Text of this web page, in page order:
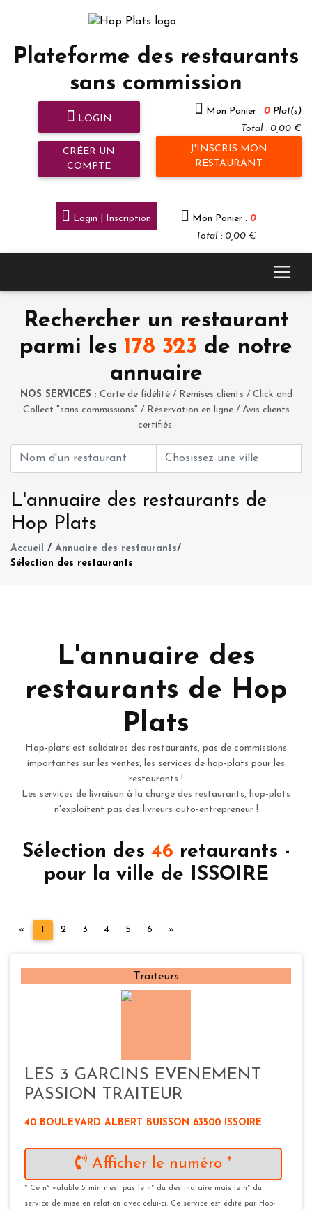
Plateforme des restaurants
sans commission
LOGIN
CRÉER UN
COMPTE
Mon Panier : 0 Plat(s)
Total : 0,00 €
J'INSCRIS MON
RESTAURANT
Login | Inscription Mon Panier : 0
Total : 0,00 €
Rechercher un restaurant
parmi les 178 323 de notre
annuaire
NOS SERVICES : Carte de fidélité / Remises clients / Click and
Collect "sans commissions" / Réservation en ligne / Avis clients
certifiés.
L'annuaire des restaurants de
Hop Plats
Accueil / Annuaire des restaurants/
Sélection des restaurants
L'annuaire des
restaurants de Hop
Plats
Hop-plats est solidaires des restaurants, pas de commissions
importantes sur les ventes, les services de hop-plats pour les
restaurants !
Les services de livraison à la charge des restaurants, hop-plats
n'exploitent pas des livreurs auto-entrepreneur !
Sélection des 46 retaurants -
pour la ville de ISSOIRE
« Précédent
1 2 3 4 5 6 »
Traiteurs
LES 3 GARCINS EVENEMENT
PASSION TRAITEUR
40 BOULEVARD ALBERT BUISSON 63500 ISSOIRE
Afficher le numéro *
* Ce n° valable 5 min n'est pas le n° du destinataire mais le n° du
service de mise en relation avec celui-ci. Ce service est édité par Hop-